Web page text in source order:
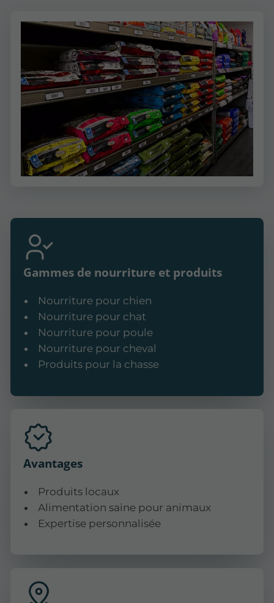
Gammes de nourriture et produits
Nourriture pour chien
Nourriture pour chat
Nourriture pour poule
Nourriture pour cheval
Produits pour la chasse
Avantages
Produits locaux
Alimentation saine pour animaux
Expertise personnalisée